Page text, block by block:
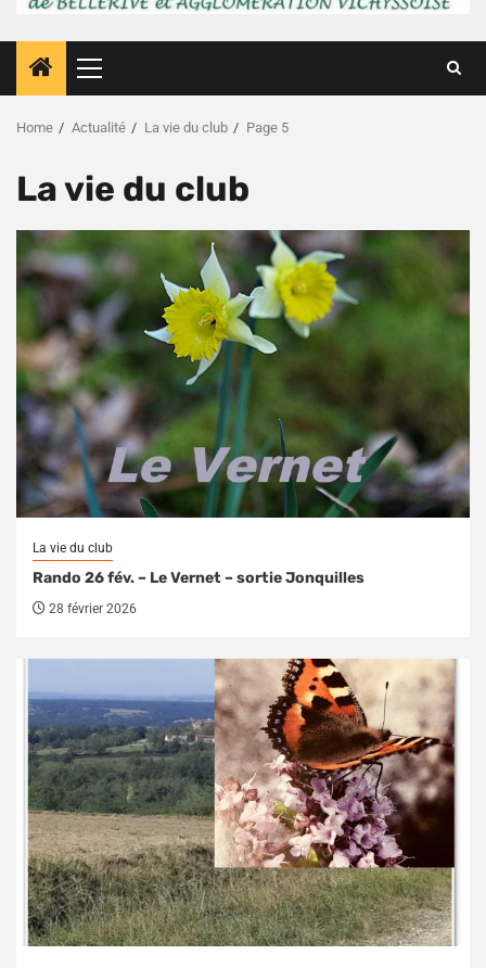
Primary
Menu
Home Actualité La vie du club Page 5
La vie du club
La vie du club
Rando 26 fév. – Le Vernet – sortie Jonquilles
28 février 2026